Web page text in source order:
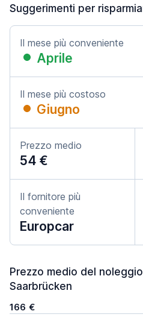
Suggerimenti per
Il mese più conveniente
Aprile
Il mese più costoso
Giugno
Prezzo medio
54 €
Il fornitore più
conveniente
Europcar
Prezzo medio del
Saarbrücken
166 €